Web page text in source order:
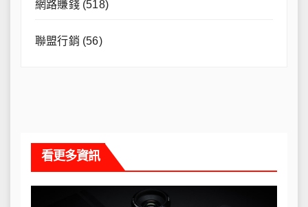
網路賺錢(518)
聯盟行銷 (56)
看更多資訊